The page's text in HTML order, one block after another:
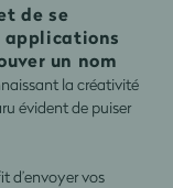
de se
applications
un nom
la créativité
évident de puiser
d’envoyer vos